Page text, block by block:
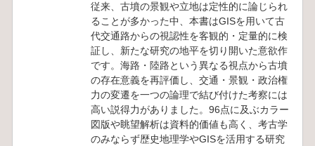
従来、古墳の景観や立地は定性的に論じられ
ることが多かった中、本書はGISを用いて古
代交通路からの視認性を客観的・定量的に検
証し、新たな研究の地平を切り開いた意欲作
です。海路・陸路という異なる視点から古墳
の存在意義を再評価し、交通・景観・政治権
力の変遷を一つの論理で結び付けた考察には
高い説得力がありました。96点に及ぶカラー
図版や眺望解析は資料的価値も高く、考古学
のみならず歴史地理学やGISを活用する研究